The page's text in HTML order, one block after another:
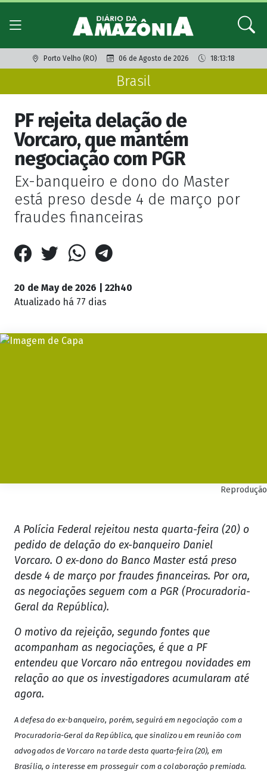
Porto Velho (RO) 06 de Agosto de 2026 18:13:18
Brasil
PF rejeita delação de
Vorcaro, que mantém
negociação com PGR
Ex-banqueiro e dono do Master
está preso desde 4 de março por
fraudes financeiras
20 de May de 2026 | 22h40
Atualizado há 77 dias
Reprodução
A Polícia Federal rejeitou nesta quarta-feira (20) o
pedido de delação do ex-banqueiro Daniel
Vorcaro. O ex-dono do Banco Master está preso
desde 4 de março por fraudes financeiras. Por ora,
as negociações seguem com a PGR (Procuradoria-
Geral da República).
O motivo da rejeição, segundo fontes que
acompanham as negociações, é que a PF
entendeu que Vorcaro não entregou novidades em
relação ao que os investigadores acumularam até
agora.
A defesa do ex-banqueiro, porém, seguirá em negociação com a
Procuradoria-Geral da República, que sinalizou em reunião com
advogados de Vorcaro na tarde desta quarta-feira (20), em
Brasília, o interesse em prosseguir com a colaboração premiada.